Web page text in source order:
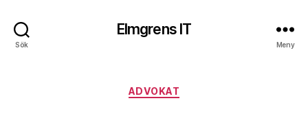
Sök
Elmgrens IT
Meny
Kategorier
ADVOKAT